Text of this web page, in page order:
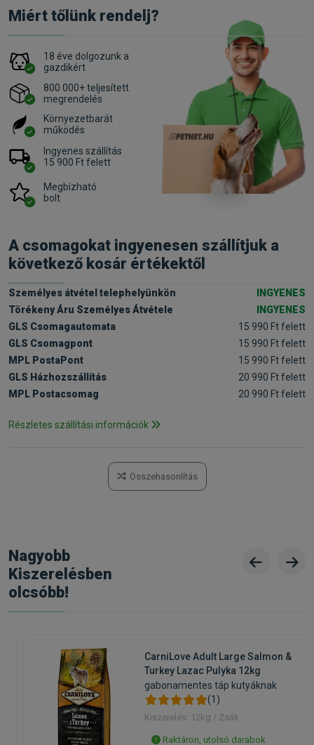
Miért tőlünk rendelj?
18 éve dolgozunk a
gazdikért
800 000+ teljesített
megrendelés
Környezetbarát
működés
Ingyenes szállítás
15 900 Ft felett
Megbízható
bolt
A csomagokat ingyenesen szállítjuk a
következő kosár értékektől
Személyes átvétel telephelyünkön
INGYENES
Törékeny Áru Személyes Átvétele
INGYENES
GLS Csomagautomata
15 990 Ft felett
GLS Csomagpont
15 990 Ft felett
MPL PostaPont
15 990 Ft felett
GLS Házhozszállítás
20 990 Ft felett
MPL Postacsomag
20 990 Ft felett
Részletes szállítási információk
Összehasonlítás
Nagyobb
Kiszerelésben
olcsóbb!
CarniLove Adult Large Salmon &
Turkey Lazac Pulyka 12kg
gabonamentes táp kutyáknak
(1)
Kiszerelés: 12kg / Zsák
Raktáron, utolsó darabok